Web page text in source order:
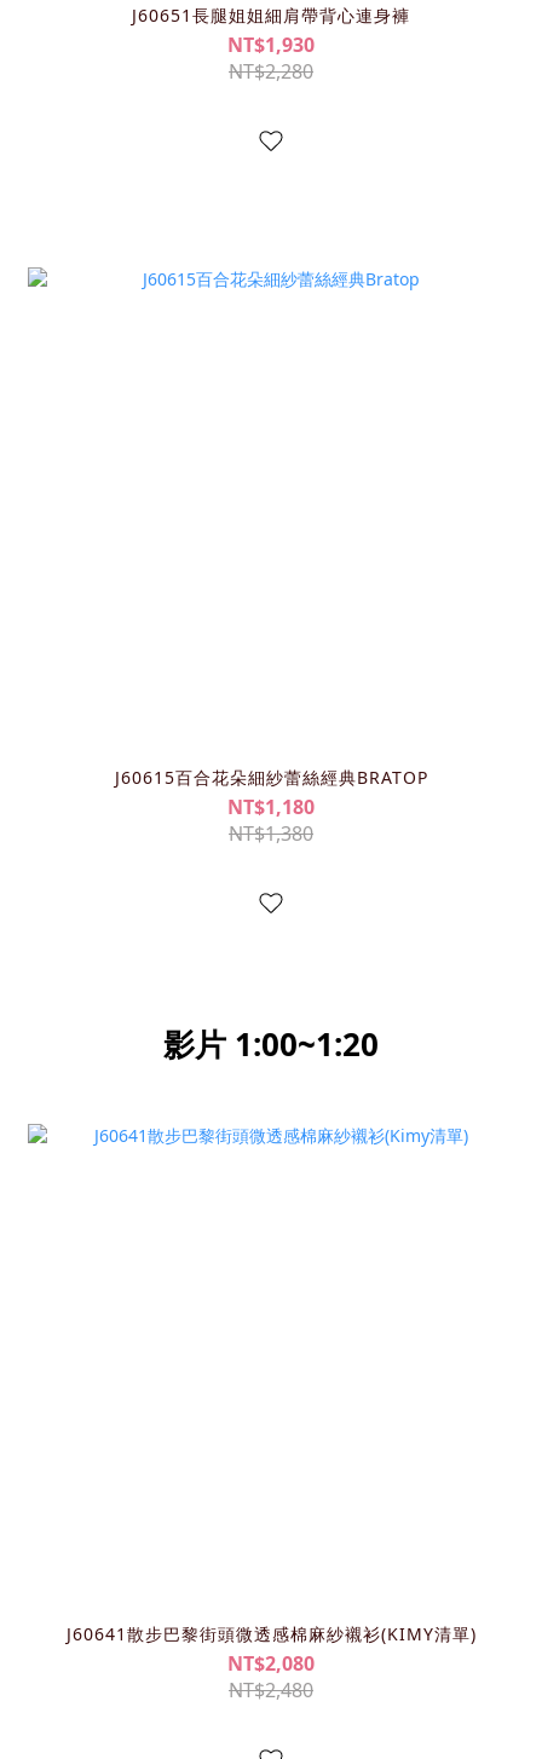
J60651長腿姐姐細肩帶背心連身褲
NT$1,930
NT$2,280
J60615百合花朵細紗蕾絲經典BRATOP
NT$1,180
NT$1,380
影片 1:00~1:20
J60641散步巴黎街頭微透感棉麻紗襯衫(KIMY清單)
NT$2,080
NT$2,480